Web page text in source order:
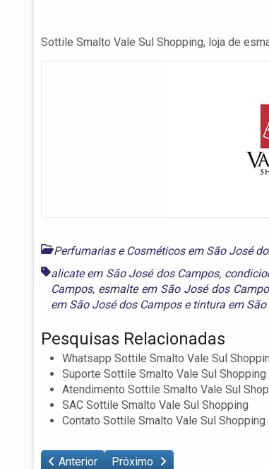
Sottile Smalto Vale Sul Shopping, loja de
Perfumarias e Cosméticos em São José
alicate em São José dos Campos,
Campos, esmalte em São José dos
em São José dos Campose tintura em
Pesquisas Relacionadas
Whatsapp Sottile Smalto Vale Sul
Suporte Sottile Smalto Vale Sul Shopping
Atendimento Sottile Smalto Vale Sul
SAC Sottile Smalto Vale Sul Shopping
Contato Sottile Smalto Vale Sul Shopping
Anterior Próximo